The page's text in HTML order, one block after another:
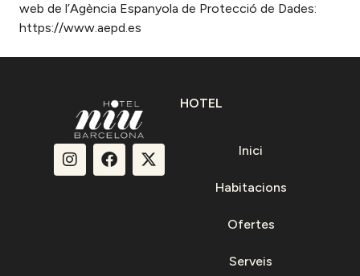
web de l’Agència Espanyola de Protecció de Dades:
https://www.aepd.es
HOTEL
Inici
Habitacions
Ofertes
Serveis